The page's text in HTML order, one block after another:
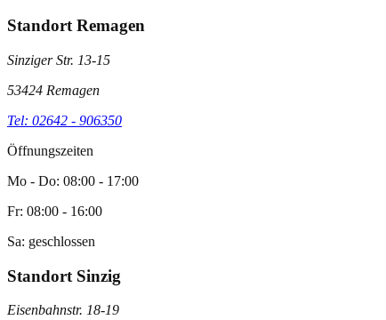
Standort Remagen
Sinziger Str. 13-15
53424 Remagen
Tel: 02642 - 906350
Öffnungszeiten
Mo - Do: 08:00 - 17:00
Fr: 08:00 - 16:00
Sa: geschlossen
Standort Sinzig
Eisenbahnstr. 18-19